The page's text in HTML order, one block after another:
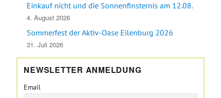
Einkauf nicht und die Sonnenfinsternis am 12.08.
4. August 2026
Sommerfest der Aktiv-Oase Eilenburg 2026
31. Juli 2026
NEWSLETTER ANMELDUNG
Email